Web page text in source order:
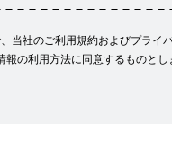
当社のご利用規約およびプライ
報の利用方法に同意するものとし